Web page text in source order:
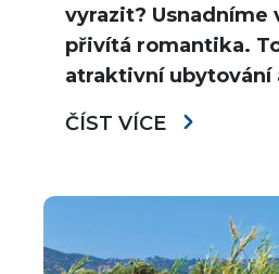
vyrazit? Usnadníme
přivítá romantika.
atraktivní ubytování
ČÍST VÍCE